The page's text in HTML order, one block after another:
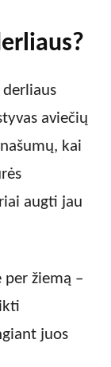
aviečių
kai
augti jau
žiemą –
juos